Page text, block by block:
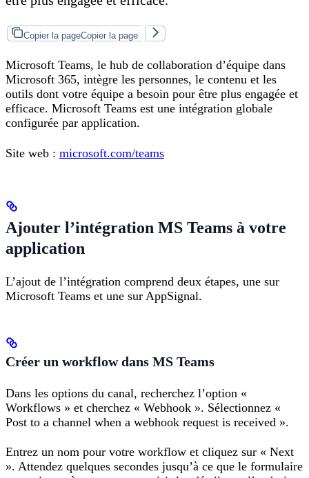
Copier la pageCopier la page
Microsoft Teams, le hub de collaboration d’équipe dans
Microsoft 365, intègre les personnes, le contenu et les
outils dont votre équipe a besoin pour être plus engagée et
efficace. Microsoft Teams est une intégration globale
configurée par application.
Site web : microsoft.com/teams
Ajouter l’intégration MS Teams à votre
application
L’ajout de l’intégration comprend deux étapes, une sur
Microsoft Teams et une sur AppSignal.
Créer un workflow dans MS Teams
Dans les options du canal, recherchez l’option «
Workflows » et cherchez « Webhook ». Sélectionnez «
Post to a channel when a webhook request is received ».
Entrez un nom pour votre workflow et cliquez sur « Next
». Attendez quelques secondes jusqu’à ce que le formulaire